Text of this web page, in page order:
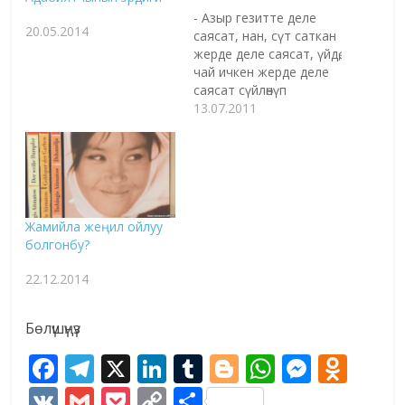
20.05.2014
- Азыр гезитте деле
саясат, нан, сүт саткан
жерде деле саясат, үйдө,
чай ичкен жерде деле
саясат сүйлөнүп
калбадыбы. Биз бүгүн
13.07.2011
Жамийла жеңил ойлуу
болгонбу?
22.12.2014
Бөлүшүңүз
F
ac
T
el
X Li
n
T
u
Bl
o
W
h
M
e